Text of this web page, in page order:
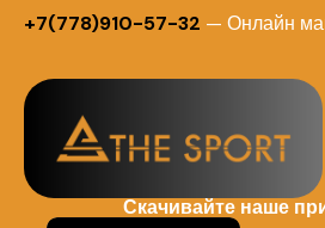
+7(778)910-57-32 — Онлайн
Скачивайте наше